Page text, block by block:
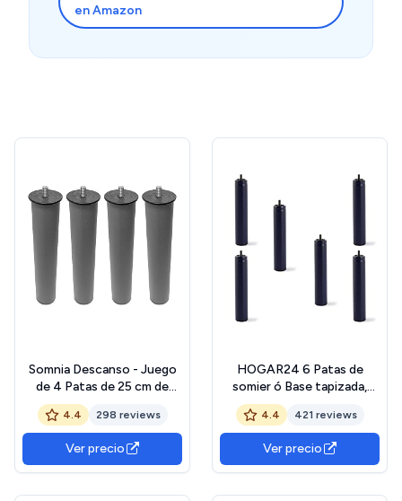
en Amazon
Somnia Descanso - Juego
de 4 Patas de 25 cm de
Altura Redondas Roscadas
Metálicas para Somier o
Base Tapizada, Robustas y
Estables, Gris
4.4 298 reviews
Ver precio
HOGAR24 6 Patas de
somier ó Base tapizada,
metálicas, cilíndricas con
Rosca 32CM
4.4 421 reviews
Ver precio